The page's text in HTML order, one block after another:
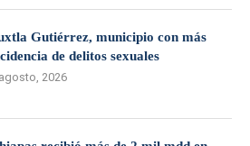
Gutiérrez, municipio con más
de delitos sexuales
2026